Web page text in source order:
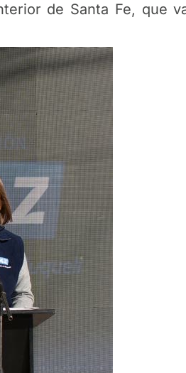
de Santa Fe, que